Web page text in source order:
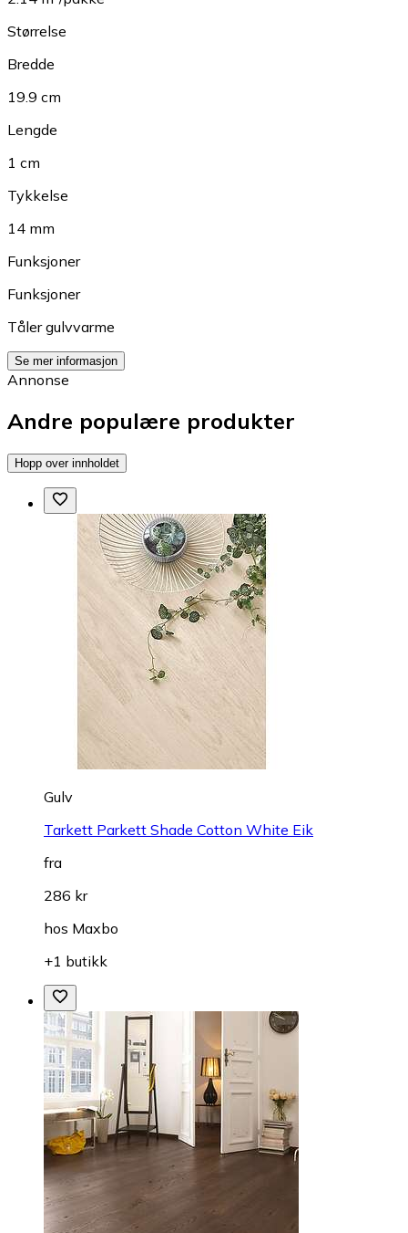
Størrelse
Bredde
19.9 cm
Lengde
1 cm
Tykkelse
14 mm
Funksjoner
Funksjoner
Tåler gulvvarme
Se mer informasjon
Annonse
Andre populære produkter
Hopp over innholdet
Gulv
Tarkett Parkett Shade Cotton White Eik
fra
286 kr
hos Maxbo
+1 butikk